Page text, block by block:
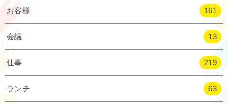
お客様 161
会議 13
仕事 219
ランチ 63